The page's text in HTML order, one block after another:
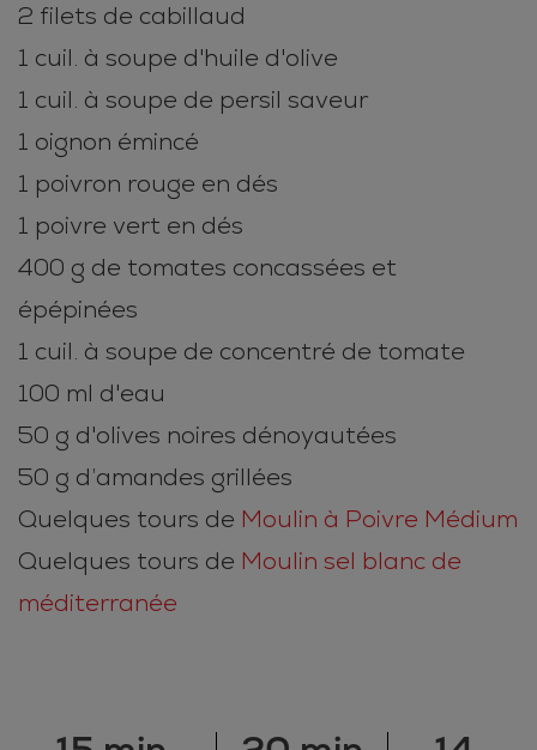
2 filets de cabillaud
1 cuil. à soupe d'huile d'olive
1 cuil. à soupe de persil saveur
1 oignon émincé
1 poivron rouge en dés
1 poivre vert en dés
400 g de tomates concassées et
épépinées
1 cuil. à soupe de concentré de tomate
100 ml d'eau
50 g d'olives noires dénoyautées
50 g d’amandes grillées
Quelques tours de Moulin à Poivre Médium
Quelques tours de Moulin sel blanc de
méditerranée